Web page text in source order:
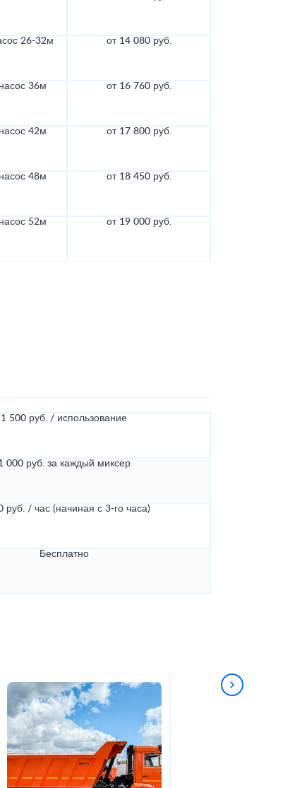
26-32м от 14 080 руб.
36м от 16 760 руб.
42м от 17 800 руб.
48м от 18 450 руб.
52м от 19 000 руб.
1 500 руб. / использование
000 руб. за каждый миксер
руб. / час (начиная с 3-го часа)
Бесплатно